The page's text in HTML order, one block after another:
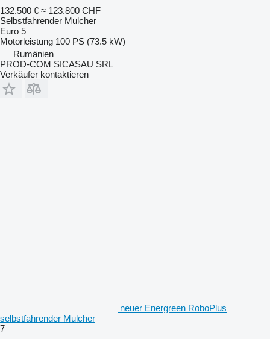
132.500 € ≈ 123.800 CHF
Selbstfahrender Mulcher
Euro 5
Motorleistung 100 PS (73.5 kW)
Rumänien
PROD-COM SICASAU SRL
Verkäufer kontaktieren
neuer Energreen RoboPlus
selbstfahrender Mulcher
7